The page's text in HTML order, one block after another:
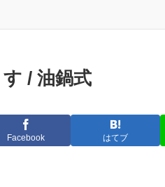
/ 油鍋式
Facebook はてブ